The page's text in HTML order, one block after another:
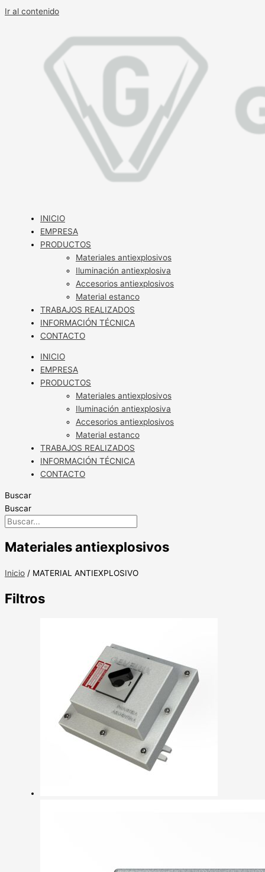
Ir al contenido
INICIO
EMPRESA
PRODUCTOS
Materiales antiexplosivos
Iluminación antiexplosiva
Accesorios antiexplosivos
Material estanco
TRABAJOS REALIZADOS
INFORMACIÓN TÉCNICA
CONTACTO
INICIO
EMPRESA
PRODUCTOS
Materiales antiexplosivos
Iluminación antiexplosiva
Accesorios antiexplosivos
Material estanco
TRABAJOS REALIZADOS
INFORMACIÓN TÉCNICA
CONTACTO
Buscar
Buscar
Materiales antiexplosivos
Inicio / MATERIAL ANTIEXPLOSIVO
Filtros